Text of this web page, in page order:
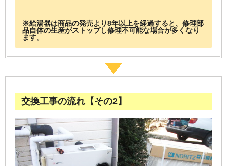
※給湯器は商品の発売より8年以上を経過すると、修理部
品自体の生産がストップし修理不可能な場合が多くなり
ます。
交換工事の流れ【その2】